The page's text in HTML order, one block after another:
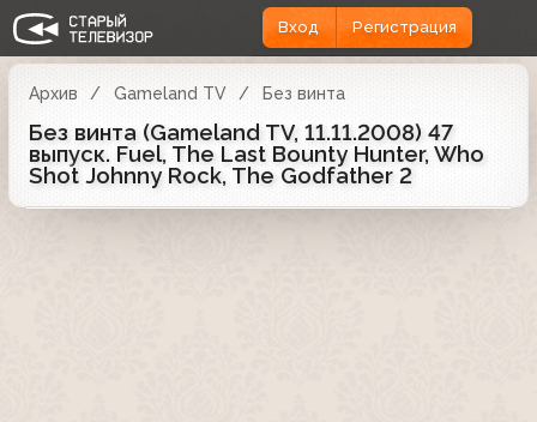
Вход Регистрация
Архив Gameland TV Без винта
Без винта (Gameland TV, 11.11.2008) 47
выпуск. Fuel, The Last Bounty Hunter, Who
Shot Johnny Rock, The Godfather 2